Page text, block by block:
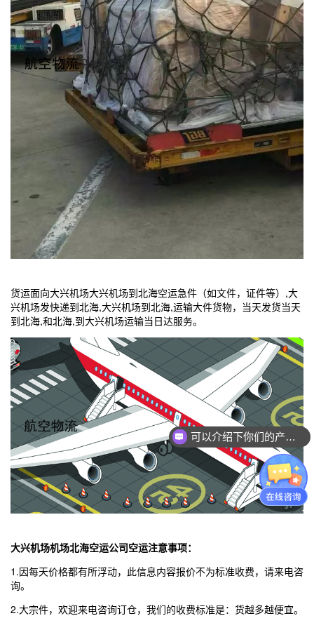
货运面向大兴机场大兴机场到北海空运急件（如文件，证件等）,大
兴机场发快递到北海,大兴机场到北海,运输大件货物，当天发货当天
到北海,和北海,到大兴机场运输当日达服务。
大兴机场机场北海空运公司空运注意事项：
1.因每天价格都有所浮动，此信息内容报价不为标准收费，请来电咨
询。
2.大宗件，欢迎来电咨询订仓，我们的收费标准是：货越多越便宜。
可以介绍下你们的产品么？
你们是怎么收费的呢？